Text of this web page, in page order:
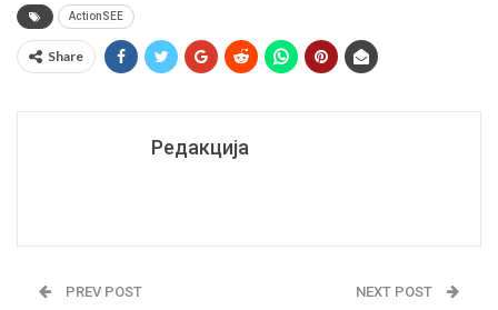
ActionSEE
Share
Редакција
PREV POST NEXT POST